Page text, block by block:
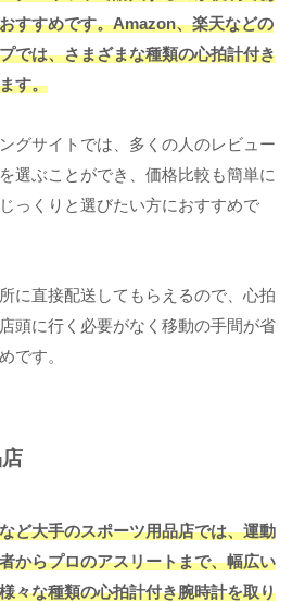
すすめです。Amazon、楽天などの
では、さまざまな種類の心拍計付き
す。
グサイトでは、多くの人のレビュー
選ぶことができ、価格比較も簡単に
っくりと選びたい方におすすめで
に直接配送してもらえるので、心拍
頭に行く必要がなく移動の手間が省
です。
ど大手のスポーツ用品店では、運動
からプロのアスリートまで、幅広い
々な種類の心拍計付き腕時計を取り